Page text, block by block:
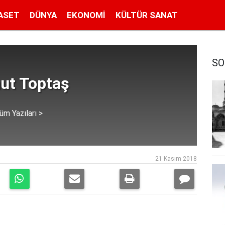
DÜNYA EKONOMI KÜLTÜR SANAT
Toptaş
Yazıları >
21 Kasım 2018